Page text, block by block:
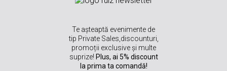
Te așteaptă evenimente de
tip Private Sales,discounturi,
promoții exclusive și multe
suprize! Plus, ai 5% discount
la prima ta comandă!